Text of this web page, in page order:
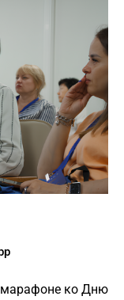
марафоне ко Дню